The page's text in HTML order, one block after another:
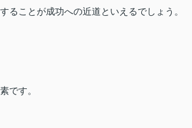
ることが成功への近道といえるでしょう。
です。